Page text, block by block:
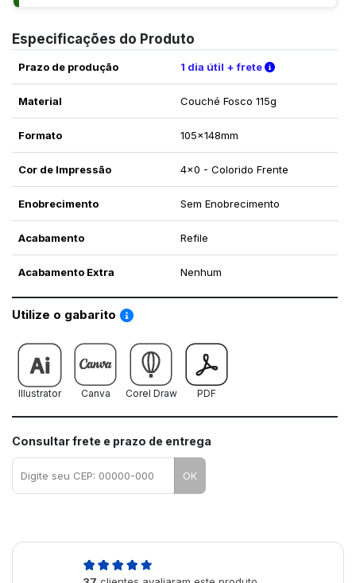
Especificações do Produto
Prazo de produção 1 dia útil + frete Verifique as
Material Couché Fosco 115g
Formato 105x148mm
Cor de Impressão 4x0 - Colorido Frente
Enobrecimento Sem Enobrecimento
Acabamento Refile
Acabamento Extra Nenhum
Utilize o gabarito Saiba como utilizar os nossos gabaritos
Illustrator Canva Corel Draw PDF
Consultar frete e prazo de entrega
OK